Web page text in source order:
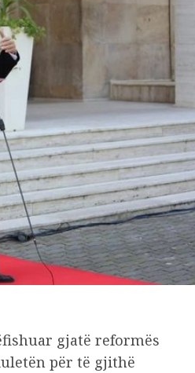
gjatë reformës
për të gjithë